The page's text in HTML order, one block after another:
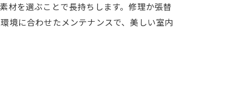
材を選ぶことで長持ちします。修理か張替
境に合わせたメンテナンスで、美しい室内